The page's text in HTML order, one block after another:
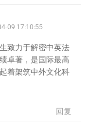
09 17:10:55
致力于解密中英法
卓著，是国际最高
着架筑中外文化科
回复